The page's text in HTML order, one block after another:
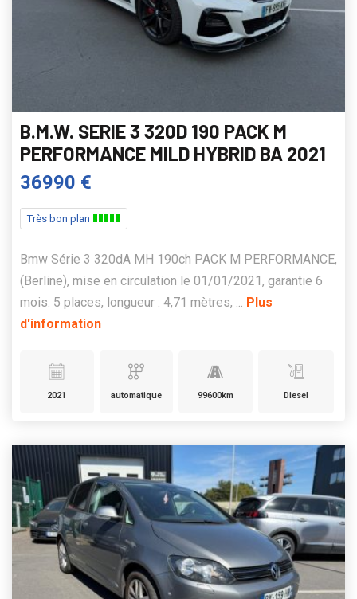
B.M.W. SERIE 3 320D 190 PACK M
PERFORMANCE MILD HYBRID BA 2021
36990 €
Très bon plan
Bmw Série 3 320dA MH 190ch PACK M PERFORMANCE,
(Berline), mise en circulation le 01/01/2021, garantie 6
mois. 5 places, longueur : 4,71 mètres, ... Plus
d'information
2021 automatique 99600km Diesel